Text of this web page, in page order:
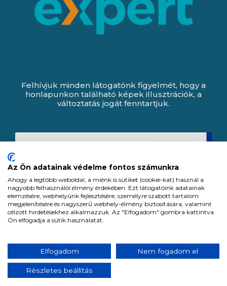
Felhívjuk minden látogatónk figyelmét, hogy a
honlapunkon található képek illusztrációk, a
változtatás jogát fenntartjuk.
Minden jog fenntartva. All rights reserved.
Tervezte és készítette:
Vision-Software, az Octopus 8 ERP forgalmazója.
Az Ön adatainak védelme fontos számunkra
Ahogy a legtöbb weboldal, a miénk is sütiket (cookie-kat) használ a
nagyobb felhasználói élmény érdekében. Ezt látogatóink adatainak
elemzésére, webhelyünk fejlesztésére, személyre szabott tartalom
megjelenítésére és nagyszerű webhely-élmény biztosítására, valamint
célzott hirdetésekhez alkalmazzuk. Az "Elfogadom" gombra kattintva
Ön elfogadja a sütik használatát.
Elfogadom Nem fogadom el
Részletes beállítás